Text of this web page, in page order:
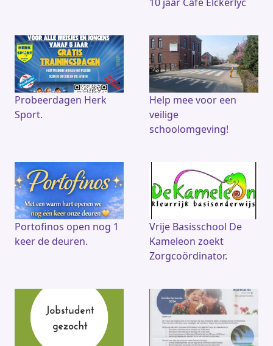
Probeerdagen Herk
Sport.
Help mee voor een
veilige
schoolomgeving!
Portofinos open nog 1
keer de deuren.
Vrije Basisschool De
Kameleon zoekt
Zorgcoördinator.